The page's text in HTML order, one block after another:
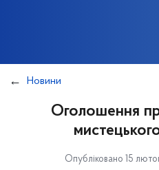
Новини
Оголошення
Опубліковано 15